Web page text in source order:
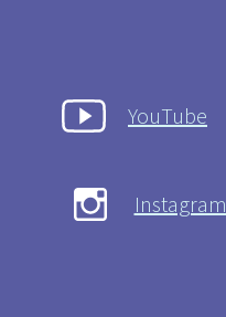
YouTube
Instagram